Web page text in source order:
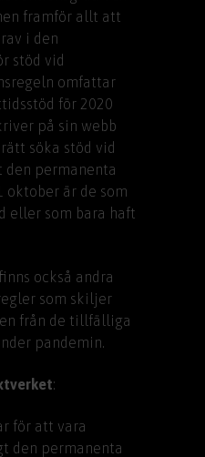
framför allt att
i den
stöd vid
omfattar
för 2020
på sin webb
söka stöd vid
permanenta
oktober är de som
eller som bara haft
också andra
som skiljer
från de tillfälliga
pandemin.
:
för att vara
den permanenta